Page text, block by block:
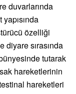
duvarlarında
özelliği
sırasında
tutarak
hareketlerinin
hareketleri